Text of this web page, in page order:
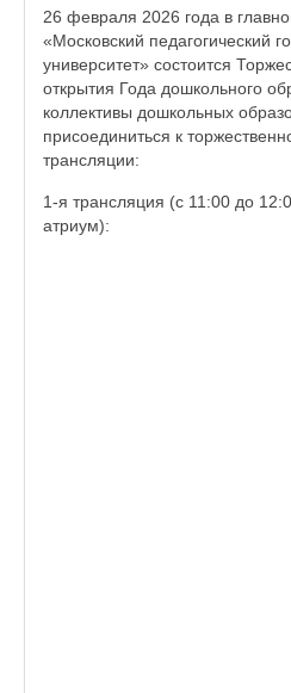
26 февраля 2026 года в
«Московский педагогический
университет» состоится
открытия Года дошкольного
коллективы дошкольных
присоединиться к
трансляции:
1-я трансляция (с 11:00 до
атриум):